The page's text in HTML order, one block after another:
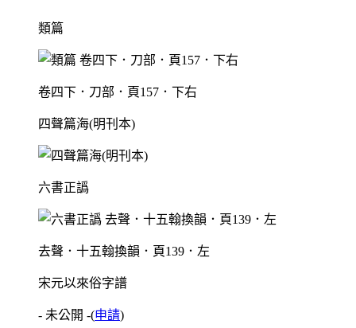
類篇
卷四下．刀部．頁157．下右
四聲篇海(明刊本)
六書正譌
去聲．十五翰換韻．頁139．左
宋元以來俗字譜
- 未公開 -(申請)